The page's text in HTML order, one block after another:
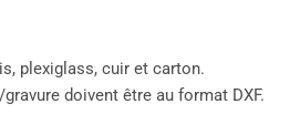
plexiglass, cuir et carton.
doivent être au format DXF.